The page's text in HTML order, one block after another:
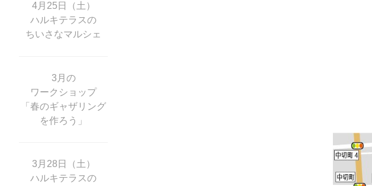
4月25日（土）
ハルキテラスの
ちいさなマルシェ
3月の
ワークショップ
「春のギャザリング
を作ろう」
3月28日（土）
ハルキテラスの